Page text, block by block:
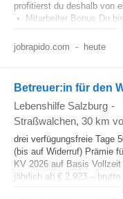
profitierst du deshalb von
• Mitarbeiter Bonus Du
jobrapido.com - heute
Betreuer:in für den
Lebenshilfe Salzburg -
Straßwalchen, 30 km
drei verfügungsfreie Tage
(bis auf Widerruf) Prämie
KV 2026 auf Basis
jährlich ab € 2.923,–